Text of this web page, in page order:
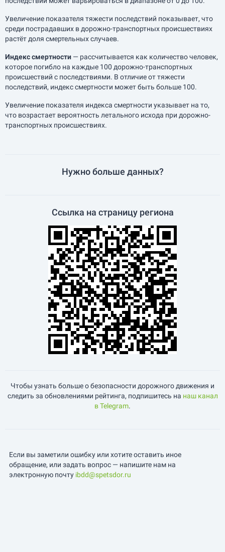
Увеличение показателя тяжести последствий показывает, что
среди пострадавших в дорожно-транспортных происшествиях
растёт доля смертельных случаев.
Индекс смертности — рассчитывается как количество человек,
которое погибло на каждые 100 дорожно-транспортных
происшествий с последствиями. В отличие от тяжести
последствий, индекс смертности может быть больше 100.
Увеличение показателя индекса смертности указывает на то,
что возрастает вероятность летального исхода при дорожно-
транспортных происшествиях.
Нужно больше данных?
Ссылка на страницу региона
Чтобы узнать больше о безопасности дорожного движения и
следить за обновлениями рейтинга, подпишитесь на наш канал
в Telegram.
Если вы заметили ошибку или хотите оставить иное
обращение, или задать вопрос — напишите нам на
электронную почту ibdd@spetsdor.ru